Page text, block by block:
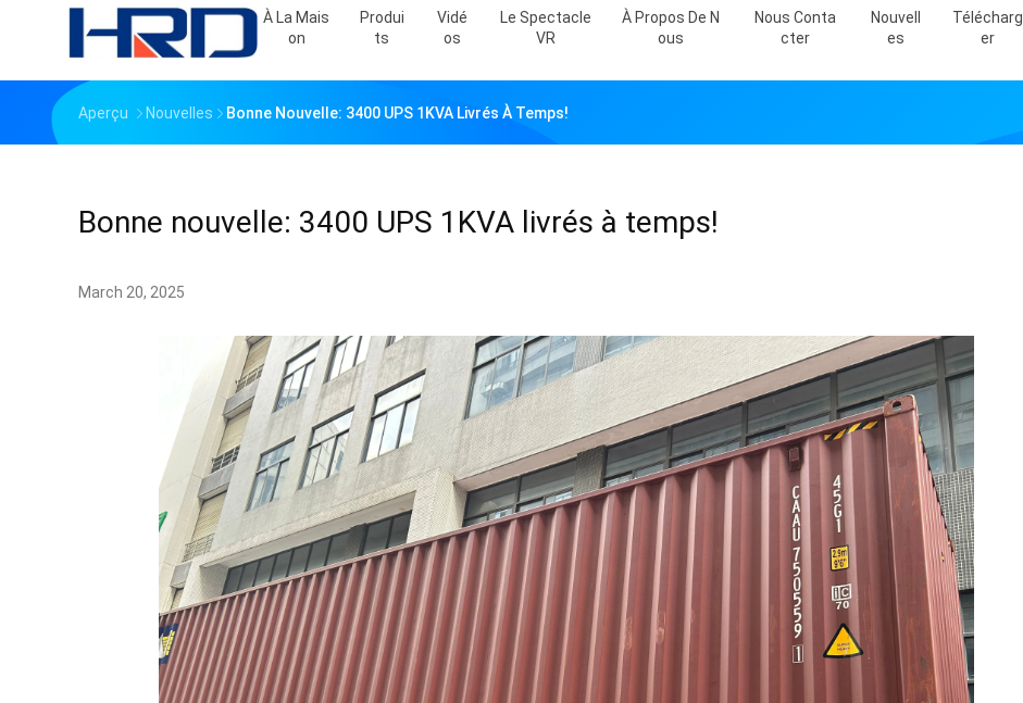
À La Mais
On
Produi
Ts
Vidé
Os
Le Spectacle
VR
À Propos De N
Ous
Nous Conta
Cter
Nouvell
Es
Télécharg
Er
Aperçu Nouvelles Bonne Nouvelle: 3400 UPS 1KVA Livrés À Temps!
Bonne nouvelle: 3400 UPS 1KVA livrés à temps!
March 20, 2025